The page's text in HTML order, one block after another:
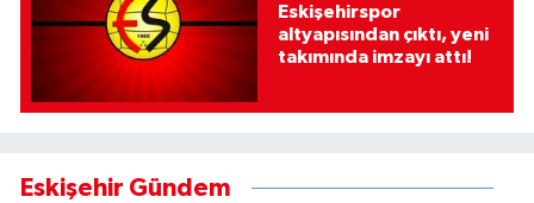
Eskişehirspor
altyapısından çıktı, yeni
takımında imzayı attı!
Eskişehir Gündem